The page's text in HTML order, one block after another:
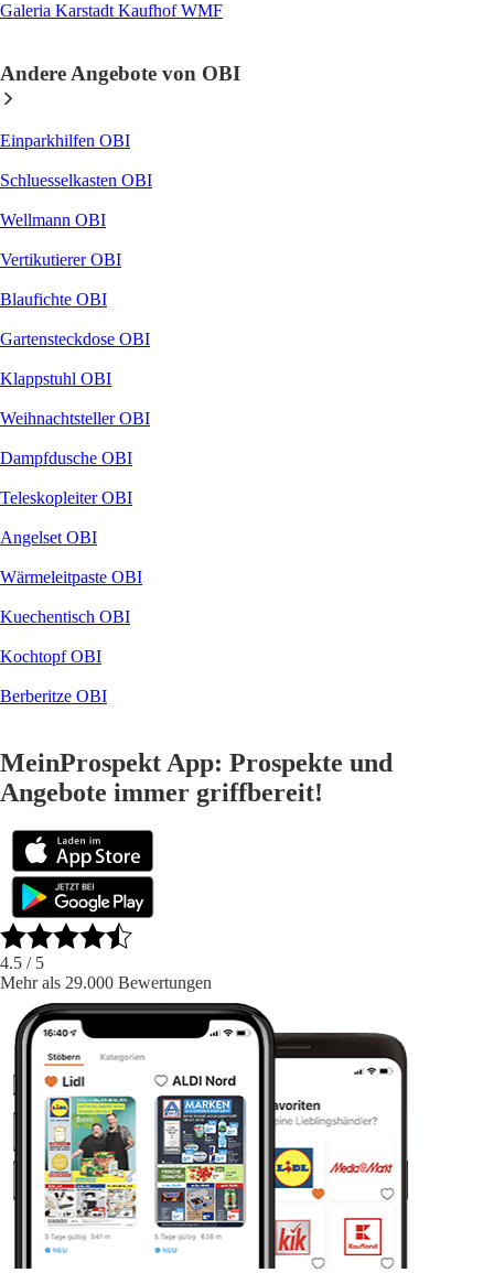
Galeria Karstadt Kaufhof WMF
Andere Angebote von OBI
Einparkhilfen OBI
Schluesselkasten OBI
Wellmann OBI
Vertikutierer OBI
Blaufichte OBI
Gartensteckdose OBI
Klappstuhl OBI
Weihnachtsteller OBI
Dampfdusche OBI
Teleskopleiter OBI
Angelset OBI
Wärmeleitpaste OBI
Kuechentisch OBI
Kochtopf OBI
Berberitze OBI
MeinProspekt App: Prospekte und
Angebote immer griffbereit!
4.5 / 5
Mehr als 29.000 Bewertungen